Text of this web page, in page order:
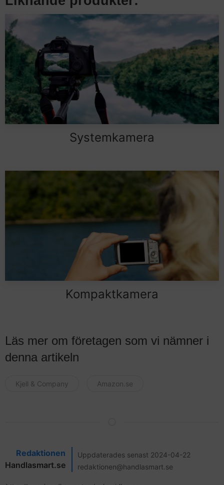
Systemkamera
Kompaktkamera
Läs mer om företagen som vi nämner i
denna artikeln
Kjell & Company Amazon.se
Redaktionen
Handlasmart.se
Uppdaterades senast 2024-04-22
redaktionen@handlasmart.se